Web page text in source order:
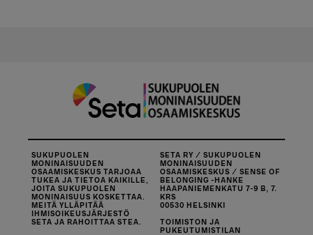
SUKUPUOLEN
MONINAISUUDEN
OSAAMISKESKUS TARJOAA
TUKEA JA TIETOA KAIKILLE,
JOITA SUKUPUOLEN
MONINAISUUS KOSKETTAA.
MEITÄ YLLÄPITÄÄ
IHMISOIKEUSJÄRJESTÖ
SETA JA RAHOITTAA STEA.
SETA RY / SUKUPUOLEN
MONINAISUUDEN
OSAAMISKESKUS / SENSE OF
BELONGING -HANKE
HAAPANIEMENKATU 7-9 B, 7.
KRS
00530 HELSINKI
TOIMISTON JA
PUKEUTUMISTILAN